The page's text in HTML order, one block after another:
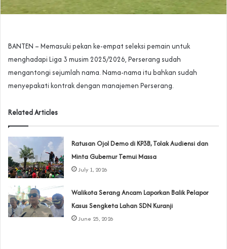
BANTEN – Memasuki pekan ke-empat seleksi pemain untuk
menghadapi Liga 3 musim 2025/2026, Perserang sudah
mengantongi sejumlah nama. Nama-nama itu bahkan sudah
menyepakati kontrak dengan manajemen Perserang.
Related Articles
‎Ratusan Ojol Demo di KP3B, Tolak Audiensi dan
Minta Gubernur Temui Massa
July 1, 2026
Walikota Serang Ancam Laporkan Balik Pelapor
Kasus Sengketa Lahan SDN Kuranji‎
June 25, 2026